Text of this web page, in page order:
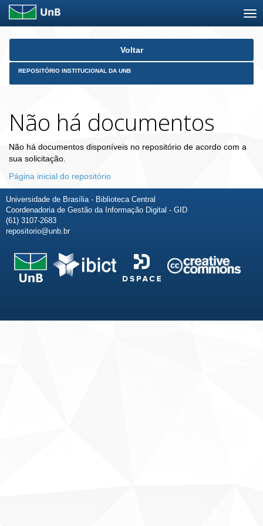
Skip
Voltar
REPOSITÓRIO INSTITUCIONAL DA UNB
Não há documentos
Não há documentos disponíveis no repositório de acordo com a
sua solicitação.
Página inicial do repositório
Universidade de Brasília - Biblioteca Central
Coordenadoria de Gestão da Informação Digital - GID
(61) 3107-2683
repositorio@unb.br